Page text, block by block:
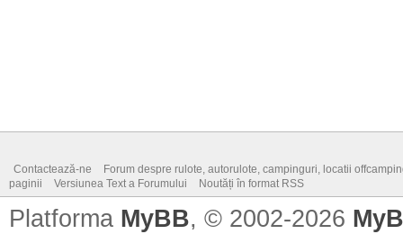
Contactează-ne
Forum despre rulote, autorulote, campinguri, locatii
paginii
Versiunea Text a Forumului Noutăți în format RSS
Platforma MyBB, © 2002-2026